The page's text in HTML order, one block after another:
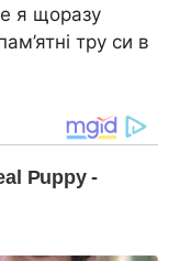
я щоразу
тру си в